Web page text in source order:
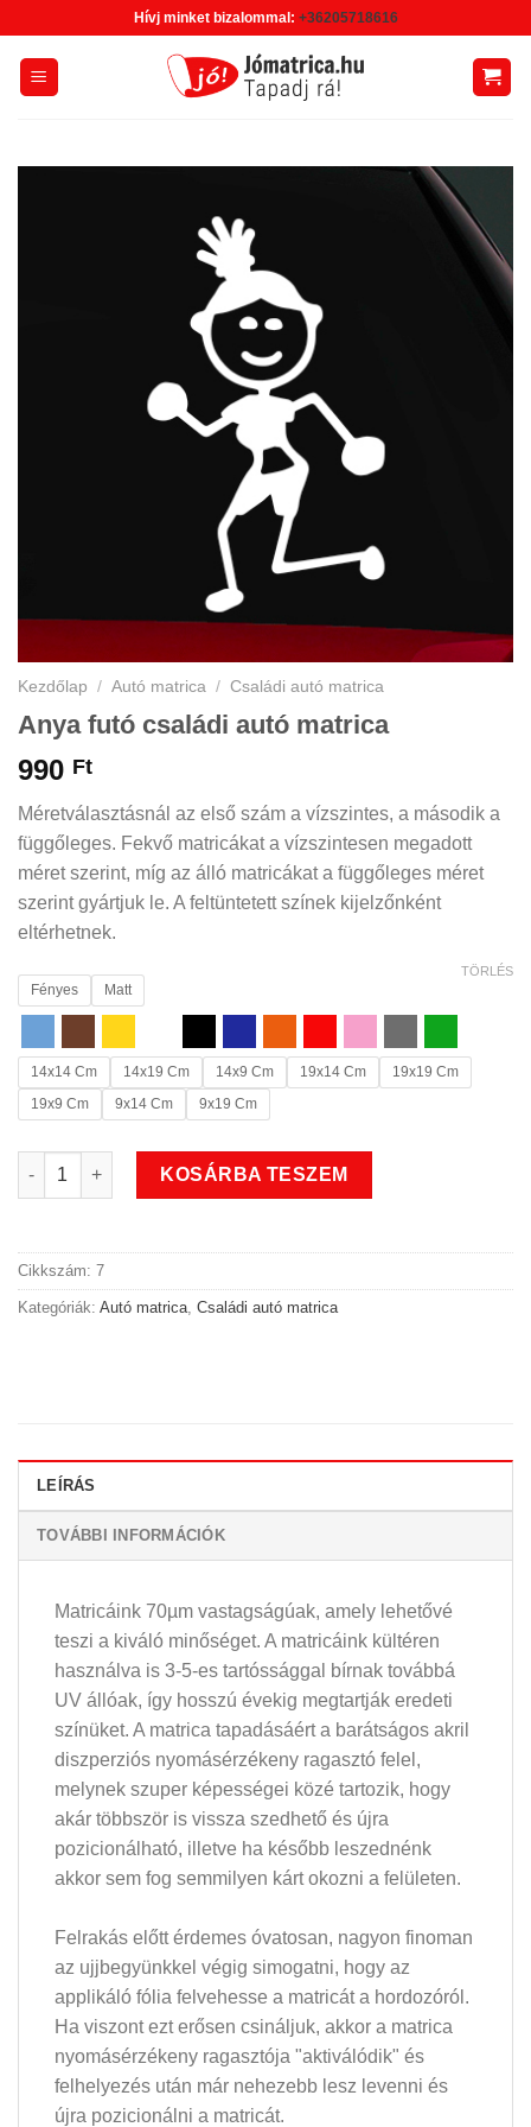
content
Hívj minket bizalommal: +36205718616
Kezdőlap / Autó matrica / Családi autó matrica
Anya futó családi autó matrica
990 Ft
Méretválasztásnál az első szám a vízszintes, a második a
függőleges. Fekvő matricákat a vízszintesen megadott
méret szerint, míg az álló matricákat a függőleges méret
szerint gyártjuk le. A feltüntetett színek kijelzőnként
eltérhetnek.
Fényes Matt
14x14 Cm 14x19 Cm 14x9 Cm 19x14 Cm
19x19 Cm
19x9 Cm
9x14 Cm 9x19 Cm
TÖRLÉS
Anya futó családi autó matrica mennyiség
KOSÁRBA TESZEM
Cikkszám: 7
Kategóriák: Autó matrica Családi autó matrica
LEÍRÁS
TOVÁBBI INFORMÁCIÓK
Matricáink 70µm vastagságúak, amely lehetővé
teszi a kiváló minőséget. A matricáink kültéren
használva is 3-5-es tartóssággal bírnak továbbá
UV állóak, így hosszú évekig megtartják eredeti
színüket. A matrica tapadásáért a barátságos akril
diszperziós nyomásérzékeny ragasztó felel,
melynek szuper képességei közé tartozik, hogy
akár többször is vissza szedhető és újra
pozicionálható, illetve ha később leszednénk
akkor sem fog semmilyen kárt okozni a felületen.
Felrakás előtt érdemes óvatosan, nagyon finoman
az ujjbegyünkkel végig simogatni, hogy az
applikáló fólia felvehesse a matricát a hordozóról.
Ha viszont ezt erősen csináljuk, akkor a matrica
nyomásérzékeny ragasztója "aktiválódik" és
felhelyezés után már nehezebb lesz levenni és
újra pozicionálni a matricát.